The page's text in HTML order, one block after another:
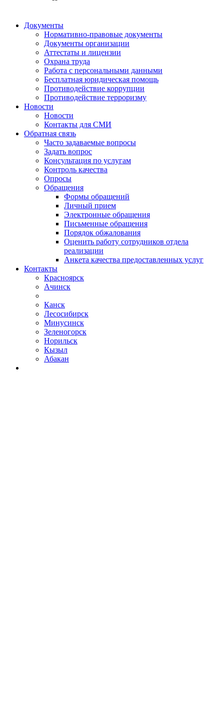
Документы
Нормативно-правовые документы
Документы организации
Аттестаты и лицензии
Охрана труда
Работа с персональными данными
Бесплатная юридическая помощь
Противодействие коррупции
Противодействие терроризму
Новости
Новости
Контакты для СМИ
Обратная связь
Часто задаваемые вопросы
Задать вопрос
Консультация по услугам
Контроль качества
Опросы
Обращения
Формы обращений
Личный прием
Электронные обращения
Письменные обращения
Порядок обжалования
Оценить работу сотрудников отдела
реализации
Анкета качества предоставленных услуг
Контакты
Красноярск
Ачинск
Канск
Лесосибирск
Минусинск
Зеленогорск
Норильск
Кызыл
Абакан